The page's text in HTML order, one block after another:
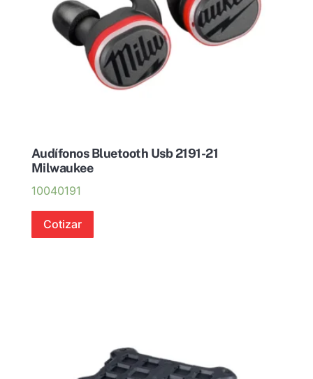
Audífonos Bluetooth Usb 2191-21
Milwaukee
10040191
Cotizar